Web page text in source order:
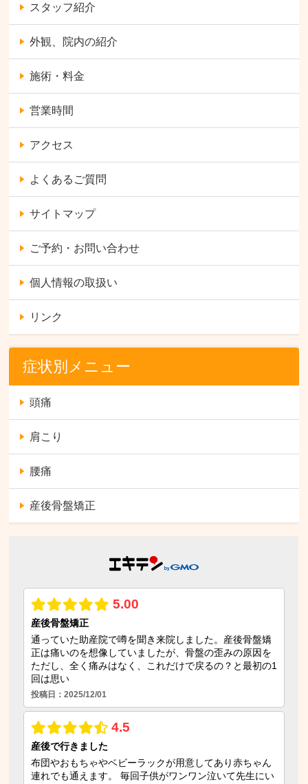
スタッフ紹介
外観、院内の紹介
施術・料金
営業時間
アクセス
よくあるご質問
サイトマップ
ご予約・お問い合わせ
個人情報の取扱い
リンク
症状別メニュー
頭痛
肩こり
腰痛
産後骨盤矯正